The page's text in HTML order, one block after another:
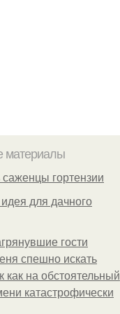
материалы
саженцы гортензии
для дачного
гости
спешно искать
как на обстоятельный
катастрофически